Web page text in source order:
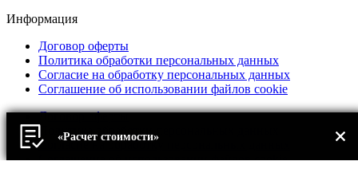
Информация
Договор оферты
Политика обработки персональных данных
Согласие на обработку персональных данных
Соглашение об использовании файлов cookie
Договор оферты
Политика обработки персональных данных
Согласие на обработку персональных данных
Соглашение об использовании файлов cookie
«Расчет стоимости»